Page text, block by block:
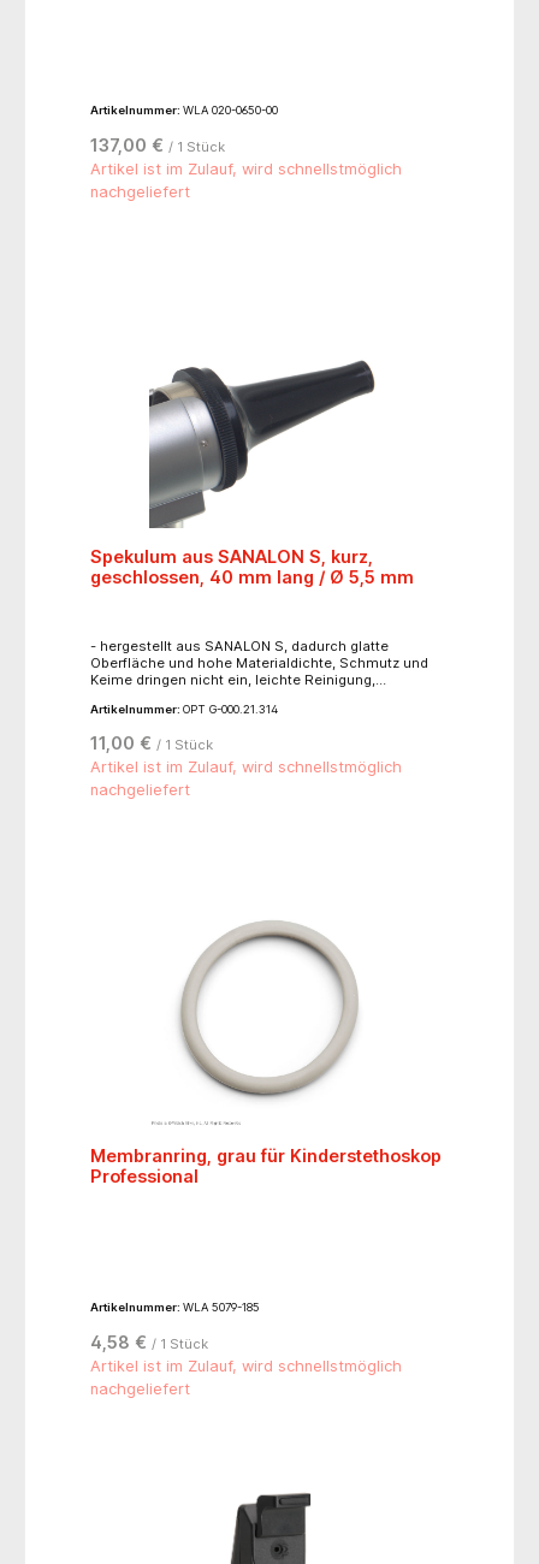
Artikelnummer: WLA 020-0650-00
137,00 € / 1 Stück
Artikel ist im Zulauf, wird schnellstmöglich
nachgeliefert
Spekulum aus SANALON S, kurz,
geschlossen, 40 mm lang / Ø 5,5 mm
- hergestellt aus SANALON S, dadurch glatte
Oberfläche und hohe Materialdichte, Schmutz und
Keime dringen nicht ein, leichte Reinigung,
Sterilisation im Dampfautoklaven bis 134°C-
atraumatische Insertion- eingespritzter Metallring
mit 2 Verriegelungsschlitzen: fester Sitz auf dem
Kopfstück
Artikelnummer: OPT G-000.21.314
11,00 € / 1 Stück
Artikel ist im Zulauf, wird schnellstmöglich
nachgeliefert
Membranring, grau für Kinderstethoskop
Professional
Artikelnummer: WLA 5079-185
4,58 € / 1 Stück
Artikel ist im Zulauf, wird schnellstmöglich
nachgeliefert